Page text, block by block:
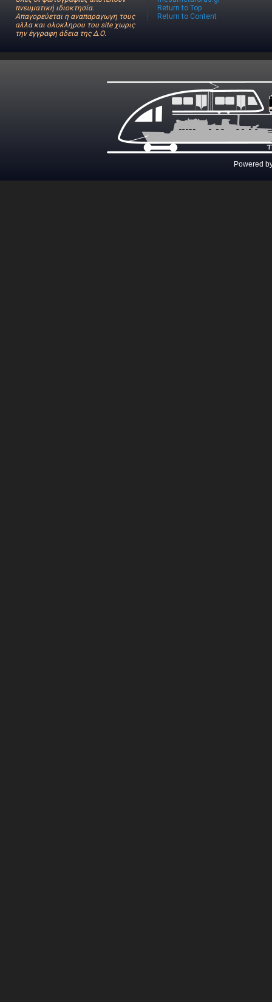
πνευματική ιδιοκτησία.
Απαγορεύεται η αναπαραγωγη τους
αλλα και ολοκληρου του site χωρις
την έγγραφη άδεια της Δ.Ο.
Return to Top
Return to Content
Powered